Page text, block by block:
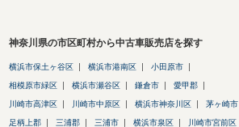
神奈川県の市区町村から中古車販売店を探す
横浜市保土ヶ谷区 横浜市港南区 小田原市
相模原市緑区 横浜市瀬谷区 鎌倉市 愛甲郡
川崎市高津区 川崎市中原区 横浜市神奈川区 茅ヶ崎市
足柄上郡 三浦郡 三浦市 横浜市泉区 川崎市宮前区